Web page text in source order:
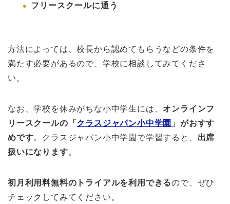
フリースクールに通う
方法によっては、校長から認めてもらうなどの条件を
満たす必要があるので、学校に相談してみてくださ
い。
なお、学校を休みがちな小中学生には、 オンラインフ
リースクールの「 クラスジャパン小中学園 」がおすす
めです。クラスジャパン小中学園で学習すると、 出席
扱いになります。
初月利用料無料のトライアルを利用できるので、ぜひ
チェックしてみてください。